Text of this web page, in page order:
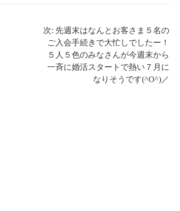
次: 先週末はなんとお客さま５名の
ご入会手続きで大忙しでしたー！
５人５色のみなさんが今週末から
一斉に婚活スタートで熱い７月に
なりそうです(^O^)／